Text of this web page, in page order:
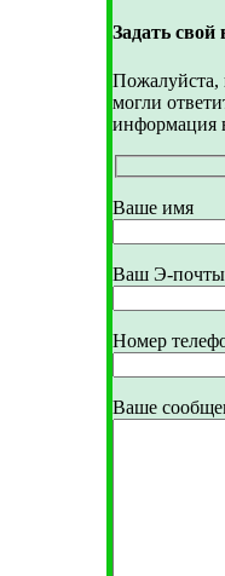
Задать свой
могли
информация
Ваше имя
Ваш Э-почты
Номер
Ваше